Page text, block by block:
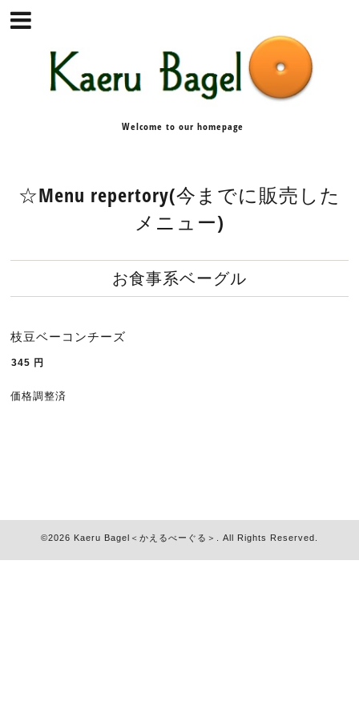
Welcome to our homepage
☆Menu repertory(今までに販売した
メニュー)
お食事系ベーグル
枝豆ベーコンチーズ
345 円
価格調整済
©2026 Kaeru Bagel＜かえるべーぐる＞ . All Rights Reserved.